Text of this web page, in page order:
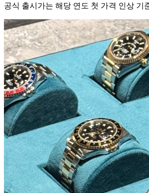
공식 출시가는 해당 연도 첫 가격 인상 기